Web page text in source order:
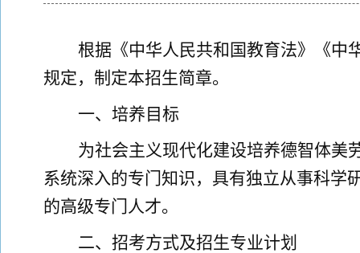
根据《中华人民共和国教育法》《中
规定，制定本招生简章。
一、培养目标
为社会主义现代化建设培养德智体美
系统深入的专门知识，具有独立从事科学
的高级专门人才。
二、 招考方式及招生专业计划